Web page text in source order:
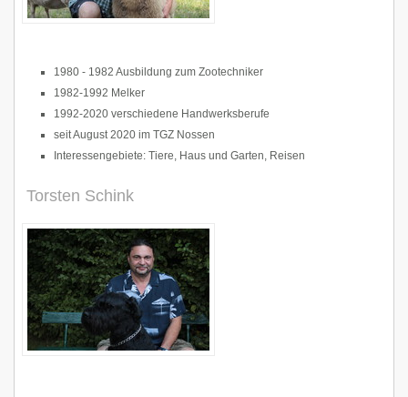
1980 - 1982 Ausbildung zum Zootechniker
1982-1992 Melker
1992-2020 verschiedene Handwerksberufe
seit August 2020 im TGZ Nossen
Interessengebiete: Tiere, Haus und Garten, Reisen
Torsten Schink